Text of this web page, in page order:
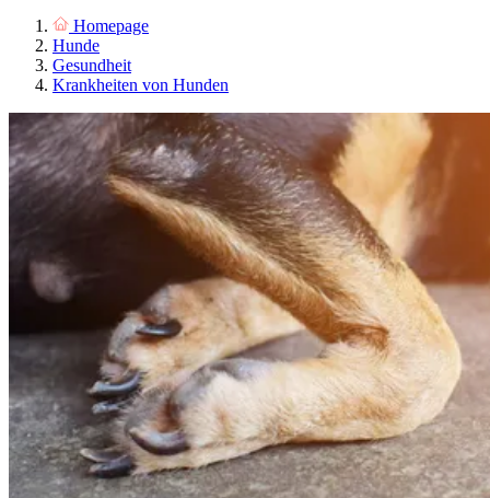
Homepage
Hunde
Gesundheit
Krankheiten von Hunden